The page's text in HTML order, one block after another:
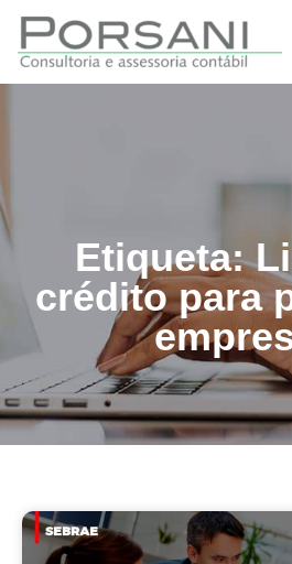
Etiqueta:
crédito para